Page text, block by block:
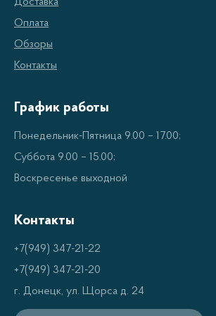
электроэнергии. При помощи
скороварки Panasonic вы можете
блюда быстро и эффективно. У них
оптимальное время и температуру
Функции мультиварок и
скороварок Panasonic
Оплата
Обзоры
Контакты
График работы
Понедельник-Пятница 9.00 – 17.00;
Суббота 9.00 – 15.00;
Воскресенье выходной
Контакты
+7(949) 347-21-22
+7(949) 347-21-20
г. Донецк, ул. Щорса д. 24